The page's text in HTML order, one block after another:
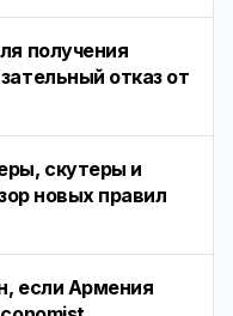
получения
отказ от
скутеры и
новых правил
если Армения